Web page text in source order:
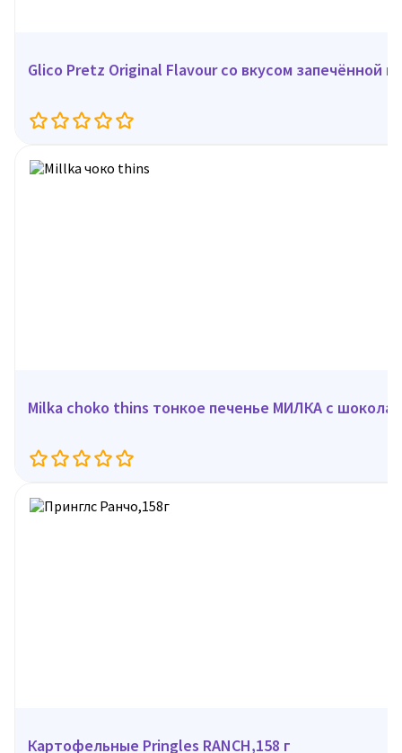
Glico Pretz Original Flavour со вкусом запечённой
Milka choko thins тонкое печенье МИЛКА с
Картофельные Pringles RANCH,158 г